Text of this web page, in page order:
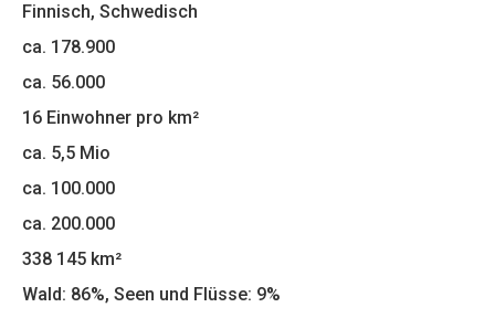
Finnisch, Schwedisch
ca. 178.900
ca. 56.000
16 Einwohner pro km²
ca. 5,5 Mio
ca. 100.000
ca. 200.000
338 145 km²
Wald: 86%, Seen und Flüsse: 9%